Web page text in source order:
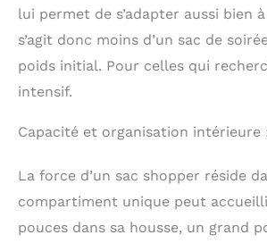
lui permet de s’adapter aussi bien
s’agit donc moins d’un sac de
poids initial. Pour celles qui
intensif.
Capacité et organisation
La force d’un sac shopper réside
compartiment unique peut
pouces dans sa housse, un grand